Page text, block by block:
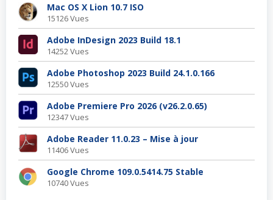
Mac OS X Lion 10.7 ISO
15126 Vues
Adobe InDesign 2023 Build 18.1
14252 Vues
Adobe Photoshop 2023 Build 24.1.0.166
12550 Vues
Adobe Premiere Pro 2026 (v26.2.0.65)
12347 Vues
Adobe Reader 11.0.23 – Mise à jour
11406 Vues
Google Chrome 109.0.5414.75 Stable
10740 Vues